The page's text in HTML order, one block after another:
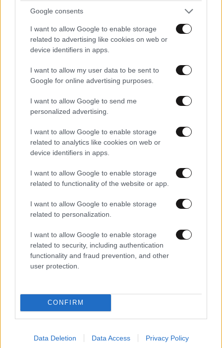
Google consents
I want to allow Google to enable storage
related to advertising like cookies on web or
device identifiers in apps.
I want to allow my user data to be sent to
Google for online advertising purposes.
I want to allow Google to send me
personalized advertising.
I want to allow Google to enable storage
related to analytics like cookies on web or
device identifiers in apps.
I want to allow Google to enable storage
related to functionality of the website or app.
I want to allow Google to enable storage
related to personalization.
I want to allow Google to enable storage
related to security, including authentication
functionality and fraud prevention, and other
user protection.
CONFIRM
Data Deletion Data Access Privacy Policy